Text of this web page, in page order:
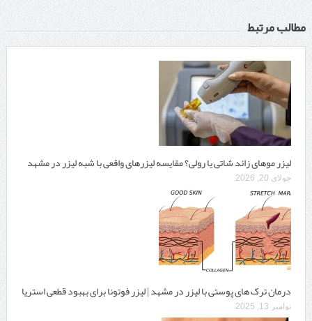
مطالب مرتبط
لیزر موهای زائد شاتی یا رولی؟ مقایسه لیزرهای واقعی با شبه‌ لیزر در مشهد
جولای 20, 2026
درمان ترک های پوستی با لیزر در مشهد | لیزر فوتونا برای بهبود قطعی استریا
نوامبر 13, 2025